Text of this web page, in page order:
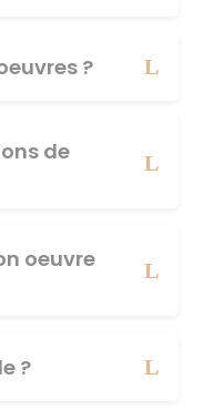
?
de
oeuvre
?